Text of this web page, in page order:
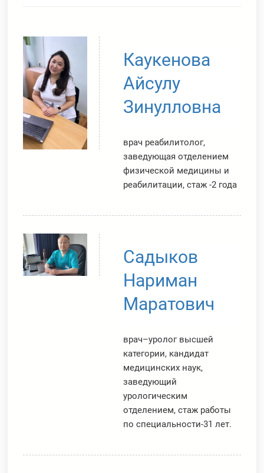
Каукенова
Айсулу
Зинулловна
врач реабилитолог,
заведующая отделением
физической медицины и
реабилитации, стаж -2 года
Садыков
Нариман
Маратович
врач–уролог высшей
категории, кандидат
медицинских наук,
заведующий
урологическим
отделением, стаж работы
по специальности-31 лет.